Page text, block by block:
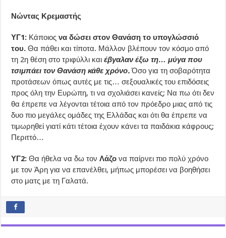
Νώντας Κρεμαστής
ΥΓ1: Κάποιοςνα δώσει στον Θανάση το υπογλώσσιό
του. Θα πάθει και τίποτα. Μάλλον βλέπουν τον κόσμο από
τη 2η θέση στο τριφύλλι καιέβγαλαν έξω τη… μύγα που
τσιμπάει τον Θανάση κάθε χρόνο.Όσο για τη σοβαρότητα
προτάσεων όπως αυτές με τις… σεξουαλικές του επιδόσεις
προς όλη την Ευρώπη, τι να σχολιάσει κανείς; Να πω ότι δεν
θα έπρεπε να λέγονται τέτοια από τον πρόεδρο μιας από τις
δυο πιο μεγάλες ομάδες της Ελλάδας και ότι θα έπρεπε να
τιμωρηθεί γιατί κάτι τέτοια έχουν κάνει τα παιδάκια κάφρους;
Περιττό…
ΥΓ2: Θα ήθελα να δω τονΛάζονα παίρνει πιο πολύ χρόνο
με τον Άρη για να επανέλθει, μήπως μπορέσει να βοηθήσει
στο ματς με τη Γαλατά.